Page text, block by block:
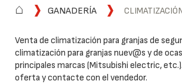
⌂ GANADERÍA
Venta de climatización para granjas de
climatización para granjas nuev@s y de
principales marcas (Mitsubishi electric,
oferta y contacte con el vendedor.